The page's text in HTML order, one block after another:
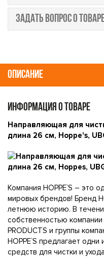
ЗАДАТЬ ВОПРОС О
ОПИСАНИЕ
ИНФОРМАЦИЯ О ТОВАРЕ
Направляющая для
длина 26 см, Hoppe's,
Компания HOPPE`S – это
мировых брендов! Бренд
летнюю историю. В
собственностью компании
PRODUCTS и группы
HOPPE`S предлагает
средств для чистки и